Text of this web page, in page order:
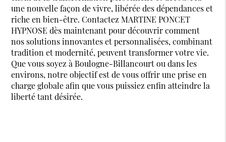
une nouvelle façon de vivre, libérée des dépendances et
riche en bien-être. Contactez MARTINE PONCET
HYPNOSE dès maintenant pour découvrir comment
nos solutions innovantes et personnalisées, combinant
tradition et modernité, peuvent transformer votre vie.
Que vous soyez à Boulogne-Billancourt ou dans les
environs, notre objectif est de vous offrir une prise en
charge globale afin que vous puissiez enfin atteindre la
liberté tant désirée.